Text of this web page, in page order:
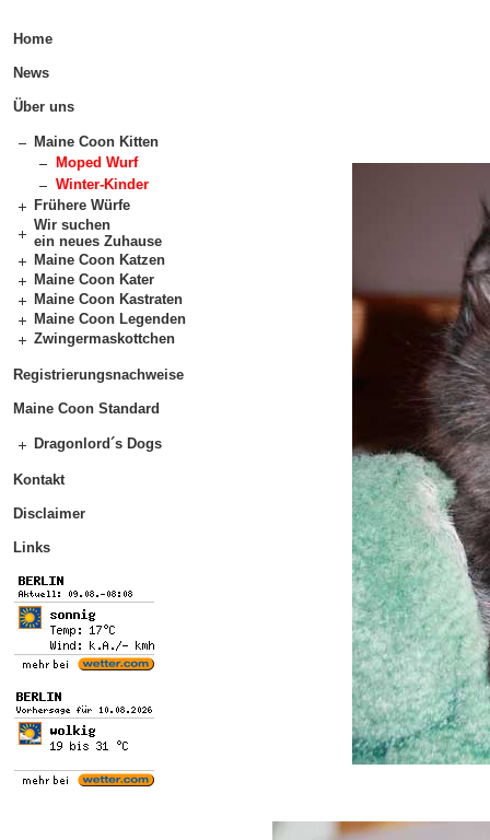
Home
News
Über uns
Maine Coon Kitten
Moped Wurf
Winter-Kinder
Frühere Würfe
Wir suchen
ein neues Zuhause
Maine Coon Katzen
Maine Coon Kater
Maine Coon Kastraten
Maine Coon Legenden
Zwingermaskottchen
Registrierungsnachweise
Maine Coon Standard
Dragonlord´s Dogs
Kontakt
Disclaimer
Links